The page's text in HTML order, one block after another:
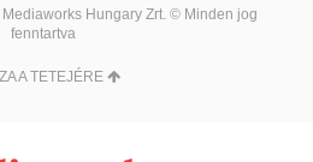
Hungary Zrt. © Minden jog
fenntartva
A TETEJÉRE